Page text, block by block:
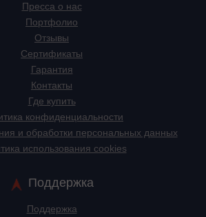
Пресса о нас
Портфолио
Отзывы
Сертификаты
Гарантия
Контакты
Где купить
конфиденциальности
и обработки персональных данных
использования cookies
Поддержка
Поддержка